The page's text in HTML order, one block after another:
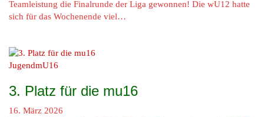
Teamleistung die Finalrunde der Liga gewonnen! Die wU12 hatte
sich für das Wochenende viel…
JugendmU16
3. Platz für die mu16
16. März 2026